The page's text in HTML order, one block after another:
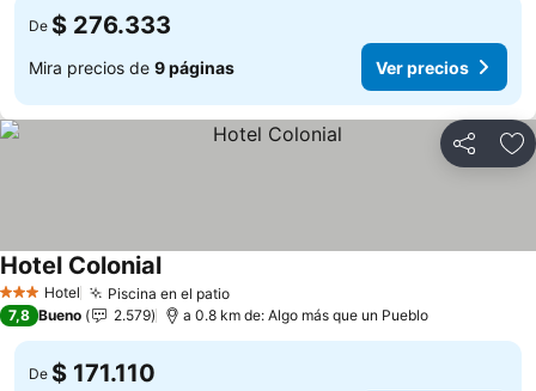
De $ 276.333
Mira precios de 9 páginas Ver precios
Compartir
3 Estrellas
Hotel Piscina en el patio
Hotel Colonial
7,8 Bueno 2.579 a 0.8 km de: Algo más que un Pueblo
De $ 171.110